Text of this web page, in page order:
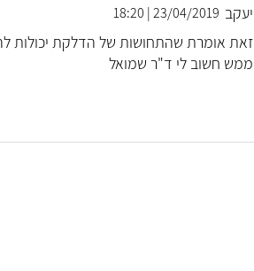
יעקב 23/04/2019 | 18:20
זאת אומרת שהתחושות של הדלקת יכולות
ממש חשוב לי ד"ר שמואל